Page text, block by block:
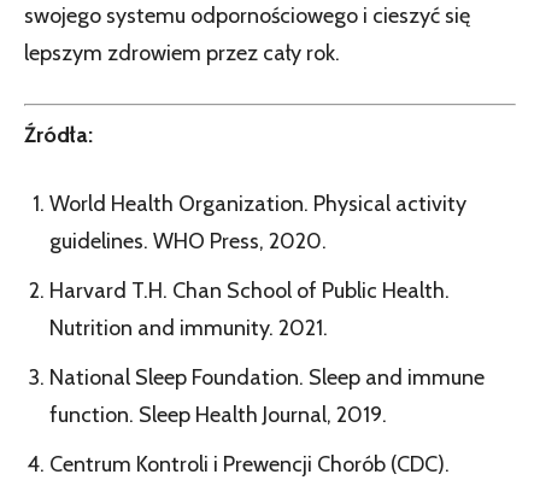
swojego systemu odpornościowego i cieszyć się
lepszym zdrowiem przez cały rok.
Źródła:
World Health Organization. Physical activity
guidelines. WHO Press, 2020.
Harvard T.H. Chan School of Public Health.
Nutrition and immunity. 2021.
National Sleep Foundation. Sleep and immune
function. Sleep Health Journal, 2019.
Centrum Kontroli i Prewencji Chorób (CDC).